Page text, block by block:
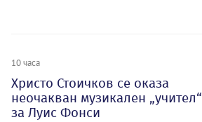
10 часа
Христо Стоичков се оказа
неочакван музикален „учител“
за Луис Фонси